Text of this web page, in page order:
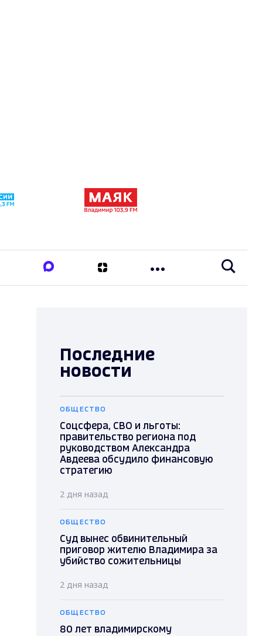
Последние
новости
ОБЩЕСТВО
Соцсфера, СВО и льготы:
правительство региона под
руководством Александра
Авдеева обсудило финансовую
стратегию
2 дня назад
ОБЩЕСТВО
Суд вынес обвинительный
приговор жителю Владимира за
убийство сожительницы
2 дня назад
ОБЩЕСТВО
80 лет владимирскому